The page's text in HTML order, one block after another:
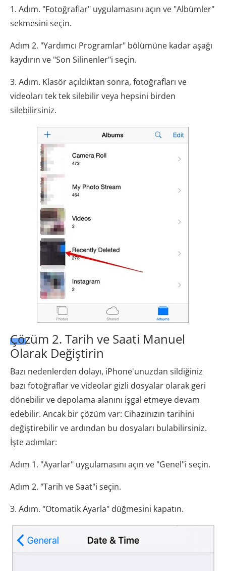
1. Adım. "Fotoğraflar" uygulamasını açın ve "Albümler"
sekmesini seçin.
Adım 2. "Yardımcı Programlar" bölümüne kadar aşağı
kaydırın ve "Son Silinenler"i seçin.
3. Adım. Klasör açıldıktan sonra, fotoğrafları ve
videoları tek tek silebilir veya hepsini birden
silebilirsiniz.
Çözüm 2. Tarih ve Saati Manuel
Olarak Değiştirin
Bazı nedenlerden dolayı, iPhone'unuzdan sildiğiniz
bazı fotoğraflar ve videolar gizli dosyalar olarak geri
dönebilir ve depolama alanını işgal etmeye devam
edebilir. Ancak bir çözüm var: Cihazınızın tarihini
değiştirebilir ve ardından bu dosyaları bulabilirsiniz.
İşte adımlar:
Adım 1. "Ayarlar" uygulamasını açın ve "Genel"i seçin.
Adım 2. "Tarih ve Saat"i seçin.
3. Adım. "Otomatik Ayarla" düğmesini kapatın.